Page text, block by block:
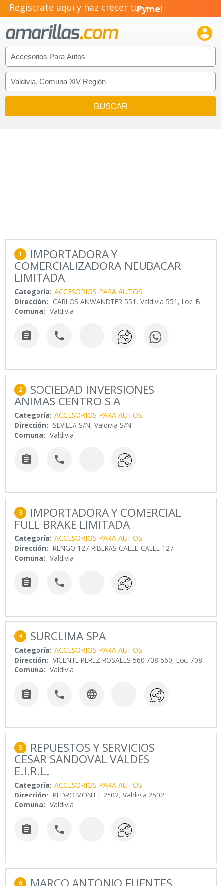
Regístrate aquí y haz crecer tuPyme!
Emprendimiento!

1 IMPORTADORA Y
COMERCIALIZADORA NEUBACAR
LIMITADA
Categoría: ACCESORIOS PARA AUTOS
Dirección: CARLOS ANWANDTER 551, Valdivia 551, Loc. B
Comuna: Valdivia
 
2 SOCIEDAD INVERSIONES
ANIMAS CENTRO S A
Categoría: ACCESORIOS PARA AUTOS
Dirección: SEVILLA S/N, Valdivia S/N
Comuna: Valdivia
 
3 IMPORTADORA Y COMERCIAL
FULL BRAKE LIMITADA
Categoría: ACCESORIOS PARA AUTOS
Dirección: RENGO 127 RIBERAS CALLE-CALLE 127
Comuna: Valdivia
 
4 SURCLIMA SPA
Categoría: ACCESORIOS PARA AUTOS
Dirección: VICENTE PEREZ ROSALES 560 708 560, Loc. 708
Comuna: Valdivia
  
5 REPUESTOS Y SERVICIOS
CESAR SANDOVAL VALDES
E.I.R.L.
Categoría: ACCESORIOS PARA AUTOS
Dirección: PEDRO MONTT 2502, Valdivia 2502
Comuna: Valdivia
 
6 MARCO ANTONIO FUENTES